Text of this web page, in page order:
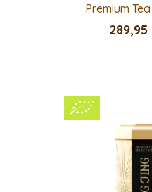
Premium
289,95